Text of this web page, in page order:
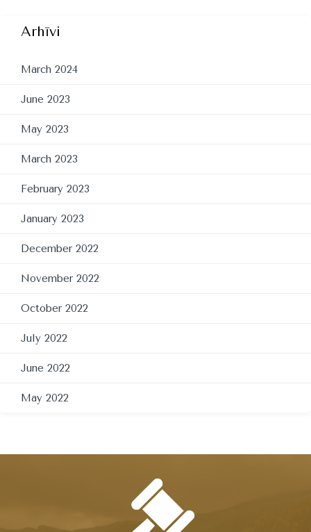
Arhīvi
March 2024
June 2023
May 2023
March 2023
February 2023
January 2023
December 2022
November 2022
October 2022
July 2022
June 2022
May 2022